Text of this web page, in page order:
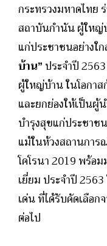
กระทรวงมหาดไทย
สถาบันกำนัน ผู้ใหญ่
แก่ประชาชนอย่างใ
บ้าน” ประจำปี
ผู้ใหญ่บ้าน ในโอกา
และยกย่องให้เป็นผู้
บำรุงสุขแก่ประชาช
แม้ในห้วงสถานการ
โคโรนา 2019 พร้อ
เยี่ยม ประจำปี
เด่น ที่ได้รับคัดเลือก
ต่อไป